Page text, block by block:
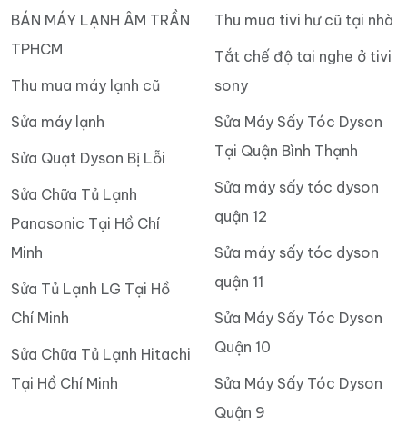
BÁN MÁY LẠNH ÂM TRẦN
TPHCM
Thu mua máy lạnh cũ
Sửa máy lạnh
Sửa Quạt Dyson Bị Lỗi
Sửa Chữa Tủ Lạnh
Panasonic Tại Hồ Chí
Minh
Sửa Tủ Lạnh LG Tại Hồ
Chí Minh
Sửa Chữa Tủ Lạnh Hitachi
Tại Hồ Chí Minh
Thu mua tivi hư cũ tại nhà
Tắt chế độ tai nghe ở tivi
sony
Sửa Máy Sấy Tóc Dyson
Tại Quận Bình Thạnh
Sửa máy sấy tóc dyson
quận 12
Sửa máy sấy tóc dyson
quận 11
Sửa Máy Sấy Tóc Dyson
Quận 10
Sửa Máy Sấy Tóc Dyson
Quận 9